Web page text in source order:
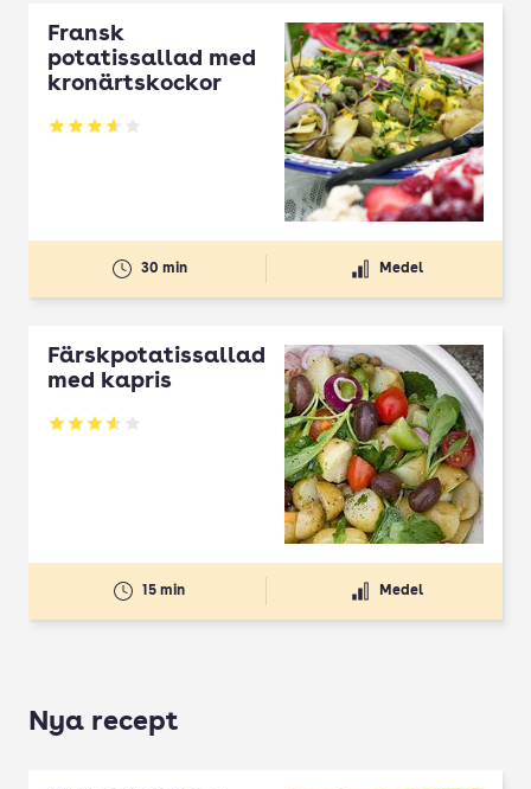
Fransk
potatissallad med
kronärtskockor
Betyg: 3.66 av 5
30 min Medel
Färskpotatissallad
med kapris
Betyg: 3.56 av 5
15 min Medel
Nya recept